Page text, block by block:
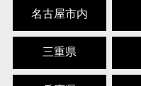
名古屋市内
三重県